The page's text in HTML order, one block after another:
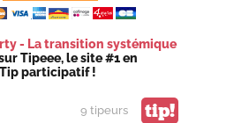
- La transition systémique
Tipeee, le site #1 en
Tip participatif !
9 tipeurs tip!